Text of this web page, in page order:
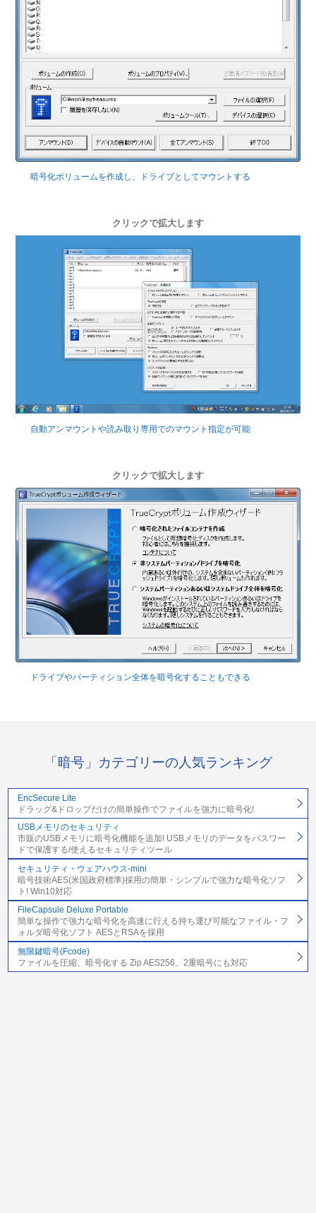
暗号化ボリュームを作成し、ドライブとしてマウントする
クリックで拡大します
自動アンマウントや読み取り専用でのマウント指定が可能
クリックで拡大します
ドライブやパーティション全体を暗号化することもできる
「暗号」カテゴリーの人気ランキング
EncSecure Lite
ドラッグ&ドロップだけの簡単操作でファイルを強力に暗号化!
USBメモリのセキュリティ
市販のUSBメモリに暗号化機能を追加! USBメモリのデータをパスワー
ドで保護する/使えるセキュリティツール
セキュリティ・ウェアハウス-mini
暗号技術AES(米国政府標準)採用の簡単・シンプルで強力な暗号化ソフ
ト! Win10対応
FileCapsule Deluxe Portable
簡単な操作で強力な暗号化を高速に行える持ち運び可能なファイル・フ
ォルダ暗号化ソフト AESとRSAを採用
無限鍵暗号(Fcode)
ファイルを圧縮、暗号化する Zip AES256、2重暗号にも対応